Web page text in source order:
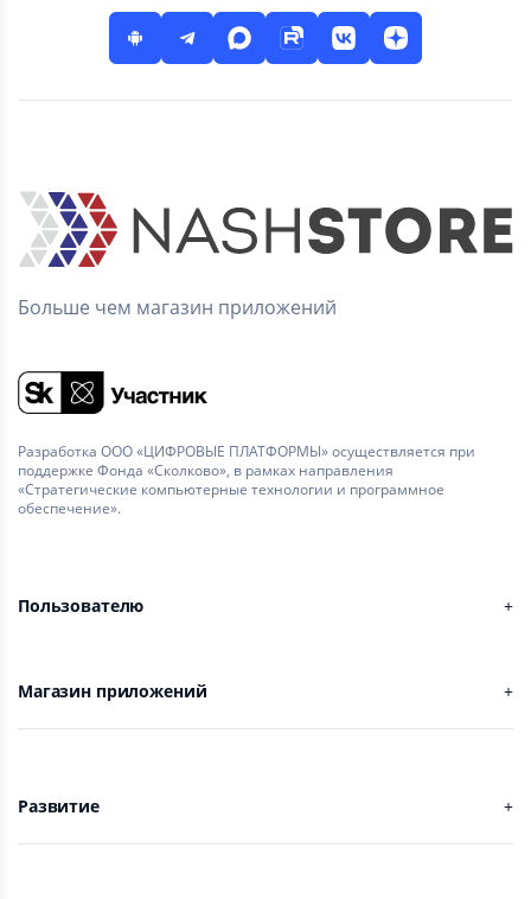
Больше чем магазин приложений
Разработка ООО «ЦИФРОВЫЕ ПЛАТФОРМЫ» осуществляется при
поддержке Фонда «Сколково», в рамках направления
«Стратегические компьютерные технологии и программное
обеспечение».
Пользователю
Магазин приложений
Развитие